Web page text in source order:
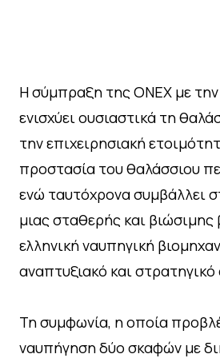
Η σύμπραξη της ONEX με την
ενισχύει ουσιαστικά τη
την επιχειρησιακή
προστασία του θαλάσσιου
ενώ ταυτόχρονα συμβάλλει
μιας σταθερής και βιώσιμης
ελληνική ναυπηγική
αναπτυξιακό και
Τη συμφωνία, η οποία
ναυπήγηση δύο σκαφών με